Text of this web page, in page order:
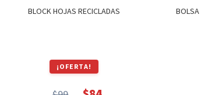
BLOCK HOJAS RECICLADAS
¡OFERTA!
BOLSA